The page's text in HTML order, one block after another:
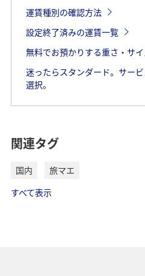
運賃種別の確認方法
設定終了済みの運賃一覧
無料でお預かりする重さ・サイ
迷ったらスタンダード。サー
選択。
関連タグ
国内
旅マエ
すべて表示